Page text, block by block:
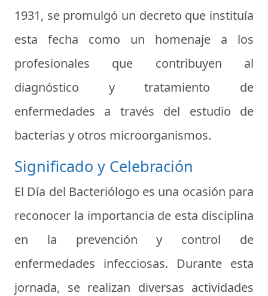
1931, se promulgó un decreto que instituía
esta fecha como un homenaje a los
profesionales que contribuyen al
diagnóstico y tratamiento de
enfermedades a través del estudio de
bacterias y otros microorganismos.
Significado y Celebración
El Día del Bacteriólogo es una ocasión para
reconocer la importancia de esta disciplina
en la prevención y control de
enfermedades infecciosas. Durante esta
jornada, se realizan diversas actividades